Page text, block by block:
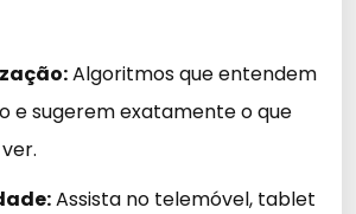
Algoritmos que entendem
e sugerem exatamente o que
Assista no telemóvel, tablet